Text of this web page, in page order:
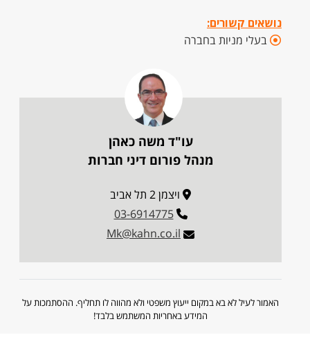
נושאים קשורים:
בעלי מניות בחברה
עו"ד משה כאהן
מנהל פורום דיני חברות
ויצמן 2 תל אביב
03-6914775
Mk@kahn.co.il
האמור לעיל לא בא במקום ייעוץ משפטי ולא מהווה לו תחליף. ההסתמכות על
המידע באחריות המשתמש בלבד!